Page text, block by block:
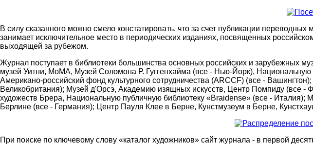
В силу сказанного можно смело констатировать, что за счет публикации переводных
занимает исключительное место в периодических изданиях, посвященных
выходящей за рубежом.
Журнал поступает в библиотеки большинства основных российских и зарубежных
музей Уитни, МоМА, Музей Соломона Р. Гуггенхайма (все - Нью-Йорк),
Американо-российский фонд культурного сотрудничества (ARCCF) (все -
Великобритания); Музей д'Орсэ, Академию изящных искусств, Центр Помпиду (все
художеств Брера, Национальную публичную библиотеку «Braidense» (все -
Берлине (все - Германия); Центр Пауля Клее в Берне, Кунстмузеум в Берне,
При поиске по ключевому слову «каталог художников» сайт журнала - в первой